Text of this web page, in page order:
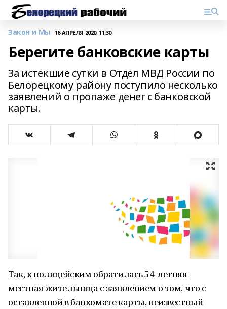
Закон и Мы 16 АПРЕЛЯ 2020, 11:30
Берегите банковские карты
За истекшие сутки в Отдел МВД России по
Белорецкому району поступило несколько
заявлений о пропаже денег с банковской
карты.
Так, к полицейским обратилась 54-летняя
местная жительница с заявлением о том, что с
оставленной в банкомате карты, неизвестный